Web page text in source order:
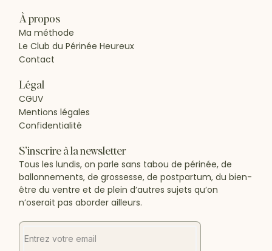
À propos
Ma méthode
Le Club du Périnée Heureux
Contact
Légal
CGUV
Mentions légales
Confidentialité
S’inscrire à la newsletter
Tous les lundis, on parle sans tabou de périnée, de
ballonnements, de grossesse, de postpartum, du bien-
être du ventre et de plein d’autres sujets qu’on
n’oserait pas aborder ailleurs.